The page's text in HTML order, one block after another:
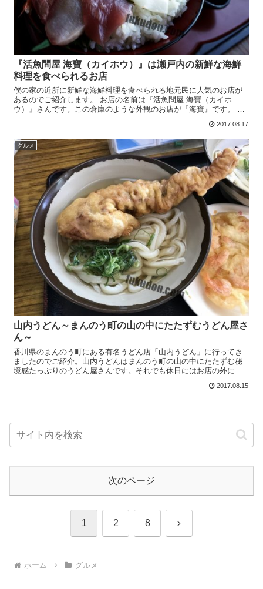
『活魚問屋 海寶（カイホウ）』は瀬戸内の新鮮な海鮮
料理を食べられるお店
僕の家の近所に新鮮な海鮮料理を食べられる地元民に人気のお店が
あるのでご紹介します。 お店の名前は『活魚問屋 海寶（カイホ
ウ）』さんです。この倉庫のような外観のお店が『海寶』です。 読
2017.08.17
グルメ
山内うどん～まんのう町の山の中にたたずむうどん屋さ
ん～
香川県のまんのう町にある有名うどん店「山内うどん」に行ってき
ましたのでご紹介。山内うどんはまんのう町の山の中にたたずむ秘
境感たっぷりのうどん屋さんです。それでも休日にはお店の外にま
2017.08.15
次のページ
1 2 8 次
ホーム グルメ